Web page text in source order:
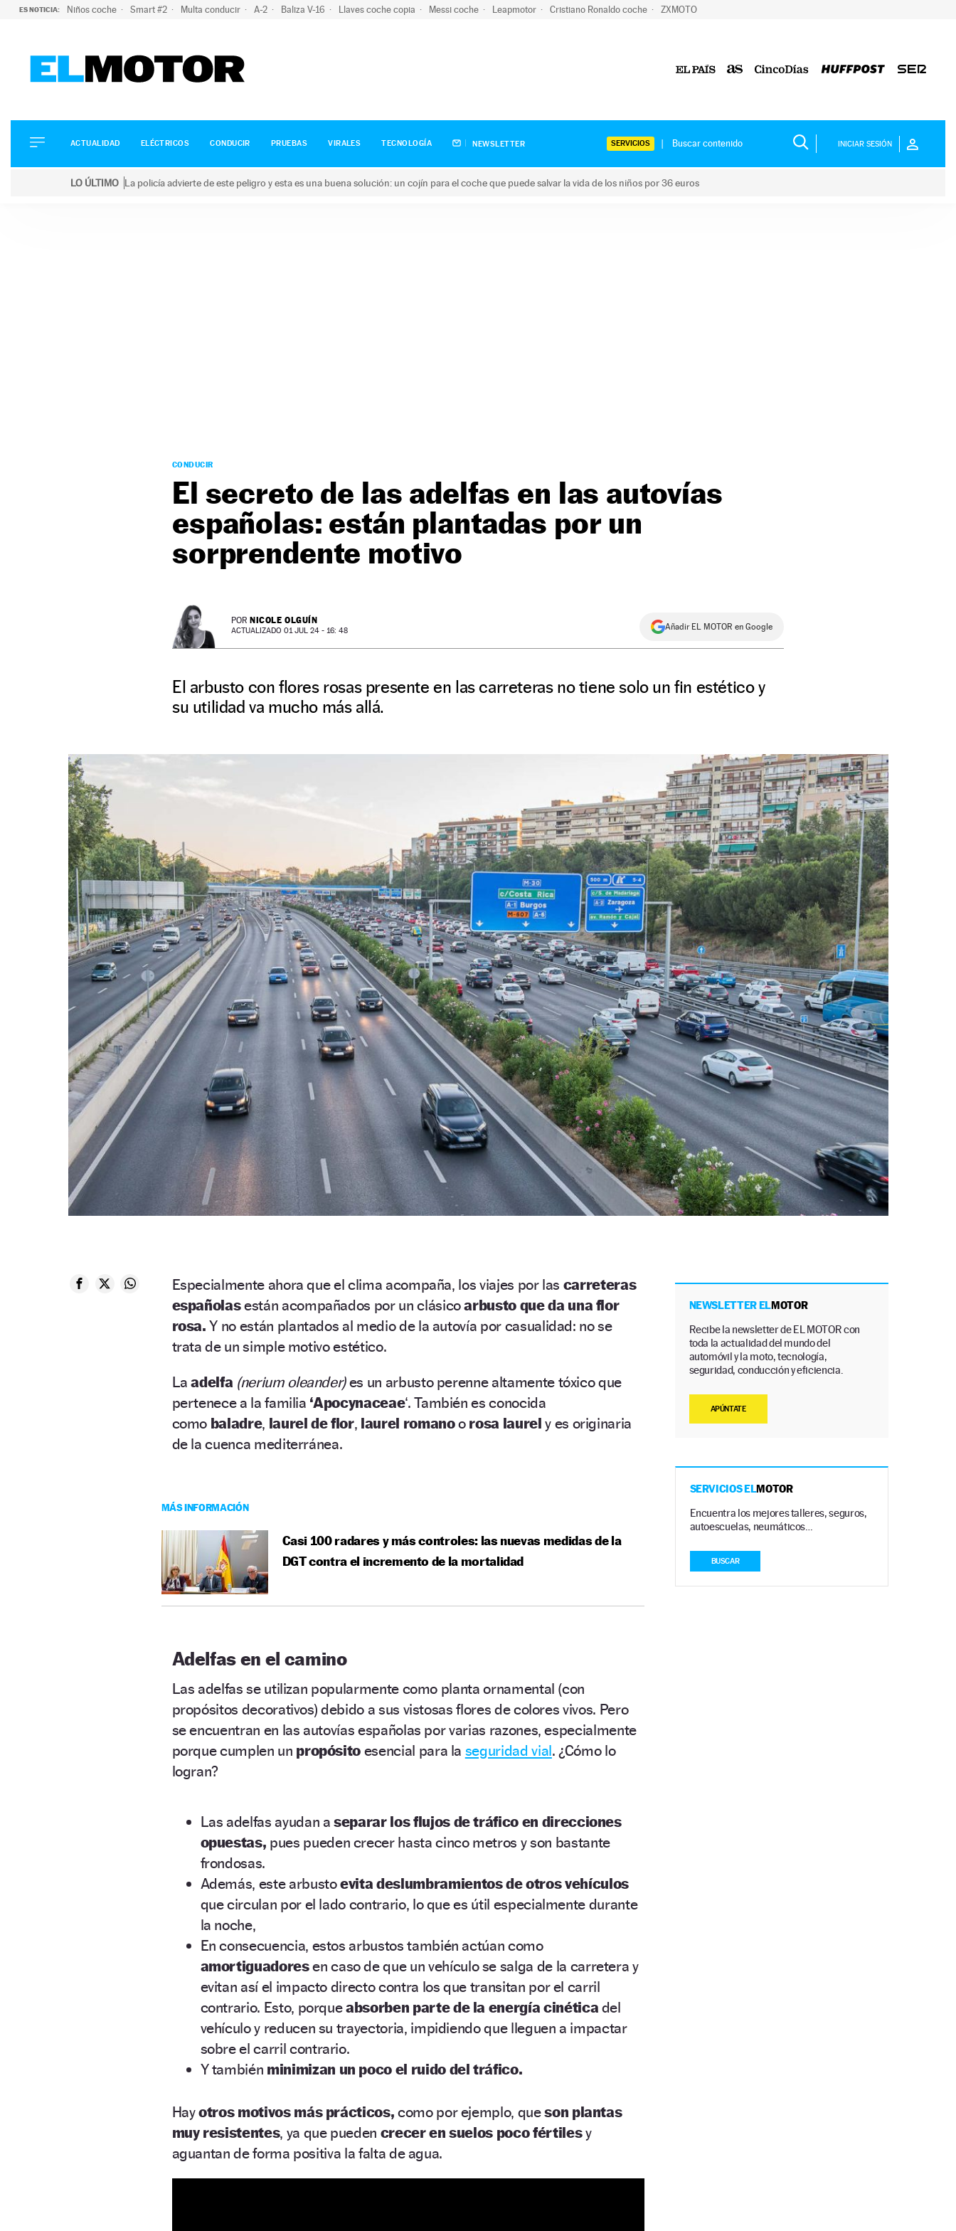
ES NOTICIA: Niños coche Smart #2 Multa conducir A-2 Baliza V-16 Llaves coche copia Messi coche Leapmotor Cristiano Ronaldo coche ZXMOTO
ELÉCTRICOS
CONDUCIR
ACTUALIDAD ELÉCTRICOS CONDUCIR PRUEBAS VIRALES TECNOLOGÍA NEWSLETTER SERVICIOS INICIAR SESIÓN
LO ÚLTIMO La policía advierte de este peligro y esta es una buena solución: un cojín para el coche que puede salvar la vida de los niños por 36 euros
CONDUCIR
El secreto de las adelfas en las autovías
españolas: están plantadas por un
sorprendente motivo
POR NICOLE OLGUÍN
ACTUALIZADO 01 JUL 24 - 16: 48 Añadir EL MOTOR en Google
El arbusto con flores rosas presente en las carreteras no tiene solo un fin estético y
su utilidad va mucho más allá.
Especialmente ahora que el clima acompaña, los viajes por las carreteras
españolasestán acompañados por un clásicoarbusto que da una flor
rosa.Y no están plantados al medio de la autovía por casualidad: no se
trata de un simple motivo estético.
Laadelfa (nerium oleander)es un arbusto perenne altamente tóxico que
pertenece a la familia ‘Apocynaceae‘. También es conocida
como baladre, laurel de flor, laurel romanoo rosa laurel y es originaria
de la cuenca mediterránea.
MÁS INFORMACIÓN
Casi 100 radares y más controles: las nuevas medidas de la
DGT contra el incremento de la mortalidad
Adelfas en el camino
Las adelfas se utilizan popularmente como planta ornamental (con
propósitos decorativos) debido a sus vistosas flores de colores vivos. Pero
se encuentran en las autovías españolas por varias razones, especialmente
porque cumplen un propósito esencial para la seguridad vial. ¿Cómo lo
logran?
Las adelfas ayudan aseparar los flujos de tráfico en direcciones
opuestas, pues pueden crecer hasta cinco metros y son bastante
frondosas.
Además, este arbustoevita deslumbramientos de otros vehículos
que circulan por el lado contrario, lo que es útil especialmente durante
la noche,
En consecuencia, estos arbustos también actúan como
amortiguadoresen caso de que un vehículo se salga de la carretera y
evitan así el impacto directo contra los que transitan por el carril
contrario. Esto, porqueabsorben parte de la energía cinética del
vehículo y reducen su trayectoria, impidiendo que lleguen a impactar
sobre el carril contrario.
Y también minimizan un poco el ruido del tráfico.
Hayotros motivos más prácticos, como por ejemplo, queson plantas
muy resistentes, ya que pueden crecer en suelos poco fértilesy
aguantan de forma positiva la falta de agua.
NEWSLETTER ELMOTOR
Recibe la newsletter de EL MOTOR con
toda la actualidad del mundo del
automóvil y la moto, tecnología,
seguridad, conducción y eficiencia.
APÚNTATE
SERVICIOS ELMOTOR
Encuentra los mejores talleres, seguros,
autoescuelas, neumáticos…
BUSCAR